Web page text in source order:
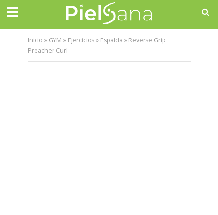
Inicio » GYM » Ejercicios» Espalda » Reverse Grip
Preacher Curl